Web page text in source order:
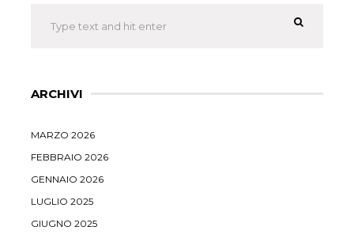
ARCHIVI
MARZO 2026
FEBBRAIO 2026
GENNAIO 2026
LUGLIO 2025
GIUGNO 2025